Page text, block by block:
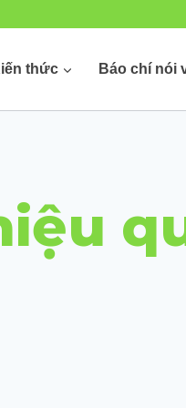
thức Báo chí nói